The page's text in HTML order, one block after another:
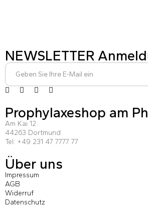
NEWSLETTER
Prophylaxeshop am
Am Kai 12
44263 Dortmund
Tel: +49 231 47 7777 77
Über uns
Impressum
AGB
Widerruf
Datenschutz